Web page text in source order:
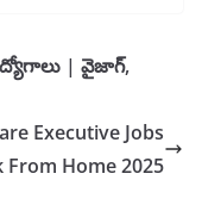
| వైజాగ్,
Executive Jobs
Home 2025